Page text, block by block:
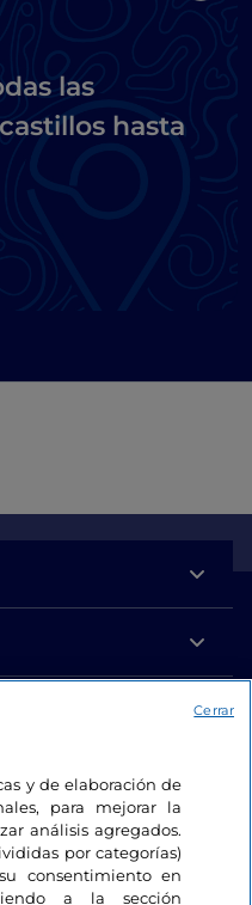
las
hasta
y de elaboración de
para mejorar la
análisis agregados.
por categorías)
consentimiento en
a la sección
Cerrar